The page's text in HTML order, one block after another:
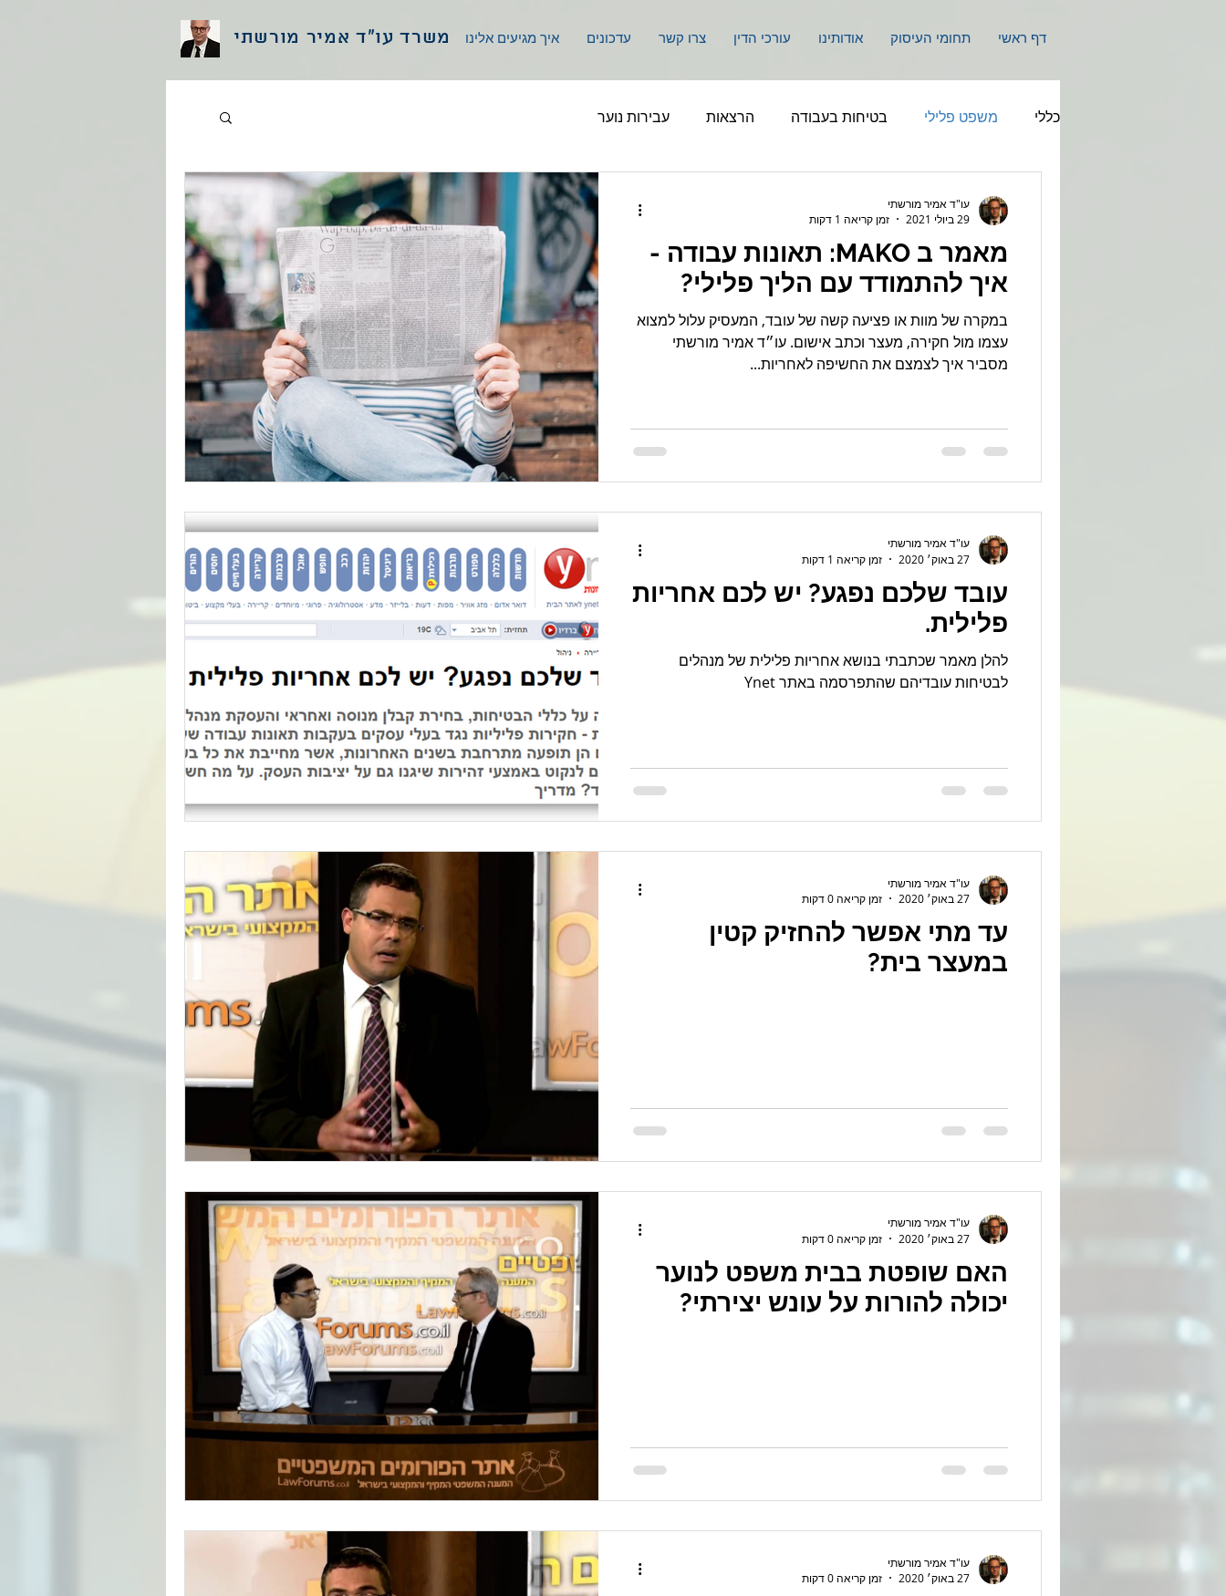
משרד עו"ד אמיר מורשתי איך מגיעים אלינו עדכונים צרו קשר עורכי הדין אודותינו תחומי העיסוק דף ראשי
כללי משפט פלילי בטיחות בעבודה הרצאות עבירות נוער
מאמר ב MAKO: תאונות עבודה -
איך להתמודד עם הליך פלילי?
במקרה של מוות או פציעה קשה של עובד, המעסיק עלול למצוא
עצמו מול חקירה, מעצר וכתב אישום. עו״ד אמיר מורשתי
מסביר איך לצמצם את החשיפה לאחריות...
עו"ד אמיר מורשתי
29 ביולי 2021
זמן קריאה 1 דקות
עובד שלכם נפגע? יש לכם אחריות
פלילית.
להלן מאמר שכתבתי בנושא אחריות פלילית של מנהלים
לבטיחות עובדיהם שהתפרסמה באתר Ynet
עו"ד אמיר מורשתי
27 באוק׳ 2020
זמן קריאה 1 דקות
עד מתי אפשר להחזיק קטין
במעצר בית?
עו"ד אמיר מורשתי
27 באוק׳ 2020
זמן קריאה 0 דקות
האם שופטת בבית משפט לנוער
יכולה להורות על עונש יצירתי?
עו"ד אמיר מורשתי
27 באוק׳ 2020
זמן קריאה 0 דקות
עו"ד אמיר מורשתי
27 באוק׳ 2020
זמן קריאה 0 דקות